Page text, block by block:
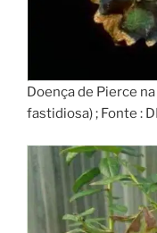
Doença de Pierce
fastidiosa) ; Fonte :